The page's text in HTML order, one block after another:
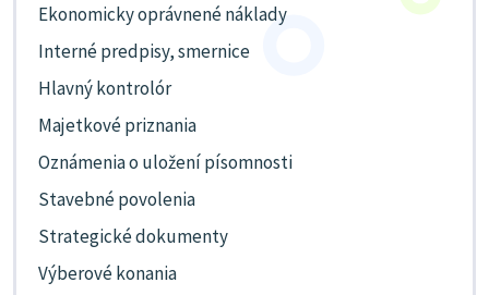
Ekonomicky oprávnené náklady
Interné predpisy, smernice
Hlavný kontrolór
Majetkové priznania
Oznámenia o uložení písomnosti
Stavebné povolenia
Strategické dokumenty
Výberové konania